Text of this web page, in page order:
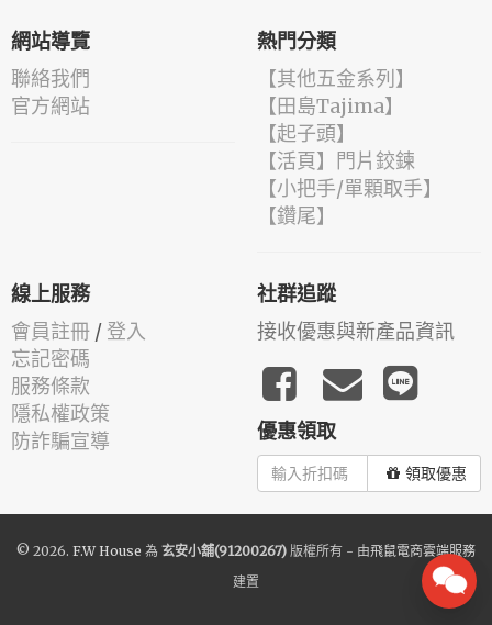
網站導覽
聯絡我們
官方網站
熱門分類
【其他五金系列】
【田島Tajima】
【起子頭】
【活頁】門片鉸鍊
【小把手/單顆取手】
【鑽尾】
線上服務
會員註冊 / 登入
忘記密碼
服務條款
隱私權政策
防詐騙宣導
社群追蹤
接收優惠與新產品資訊
優惠領取
領取優惠
© 2026. F.W House 為 玄安小舖(91200267) 版權所有 - 由飛鼠電商雲端服務
建置